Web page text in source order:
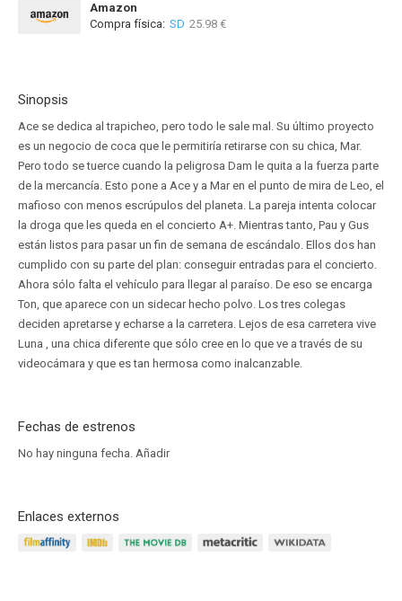
Amazon
Compra física: SD 25.98 €
Sinopsis
Ace se dedica al trapicheo, pero todo le sale mal. Su último proyecto
es un negocio de coca que le permitiría retirarse con su chica, Mar.
Pero todo se tuerce cuando la peligrosa Dam le quita a la fuerza parte
de la mercancía. Esto pone a Ace y a Mar en el punto de mira de Leo, el
mafioso con menos escrúpulos del planeta. La pareja intenta colocar
la droga que les queda en el concierto A+. Mientras tanto, Pau y Gus
están listos para pasar un fin de semana de escándalo. Ellos dos han
cumplido con su parte del plan: conseguir entradas para el concierto.
Ahora sólo falta el vehículo para llegar al paraíso. De eso se encarga
Ton, que aparece con un sidecar hecho polvo. Los tres colegas
deciden apretarse y echarse a la carretera. Lejos de esa carretera vive
Luna , una chica diferente que sólo cree en lo que ve a través de su
videocámara y que es tan hermosa como inalcanzable.
Fechas de estrenos
No hay ninguna fecha. Añadir
Enlaces externos